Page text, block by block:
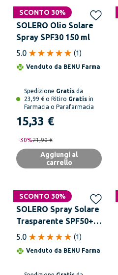
SCONTO 30%
SOLERO Olio Solare
Spray SPF30 150 ml
5.0
(1)
Venduto da BENU Farma
Spedizione Gratis da
23,99 € o Ritiro Gratis in
Farmacia o Parafarmacia
15,33 €
-30%21,90 €
Aggiungi al
carrello
SCONTO 30%
SOLERO Spray Solare
Trasparente SPF50+
200 ml
5.0 (1)
Venduto da BENU Farma